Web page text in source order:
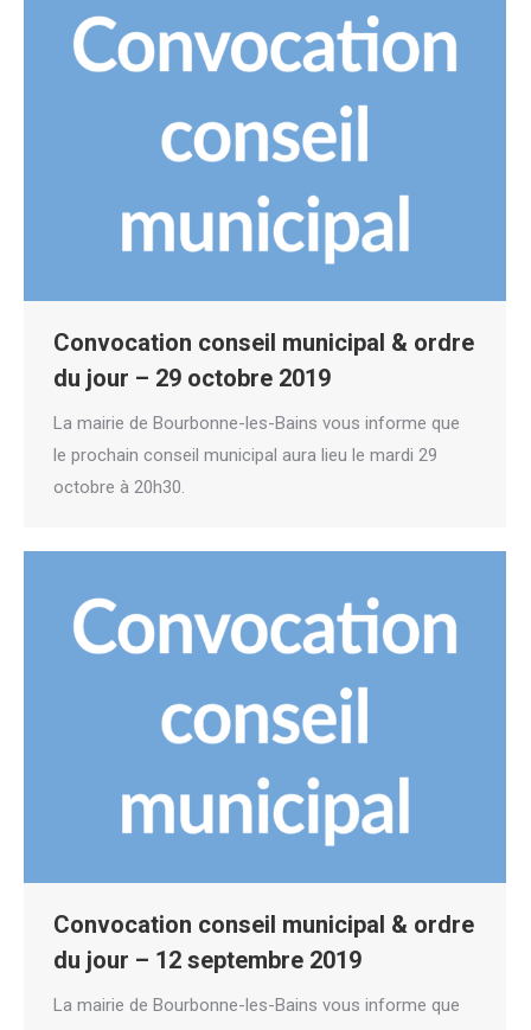
Convocation conseil municipal & ordre
du jour – 29 octobre 2019
La mairie de Bourbonne-les-Bains vous informe que
le prochain conseil municipal aura lieu le mardi 29
octobre à 20h30.
Convocation conseil municipal & ordre
du jour – 12 septembre 2019
La mairie de Bourbonne-les-Bains vous informe que